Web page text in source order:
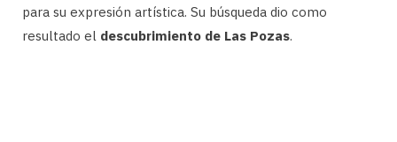
para su expresión artística. Su búsqueda dio como
resultado el descubrimiento de Las Pozas.